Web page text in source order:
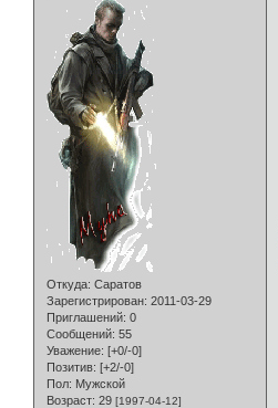
Откуда: Саратов
Зарегистрирован: 2011-03-29
Приглашений: 0
Сообщений: 55
Уважение: [+0/-0]
Позитив: [+2/-0]
Пол: Мужской
Возраст: 29 [1997-04-12]